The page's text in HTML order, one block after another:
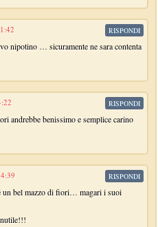
nipotino … sicuramente ne sara contenta
RISPONDI
andrebbe benissimo e semplice carino
RISPONDI
un bel mazzo di fiori… magari i suoi
RISPONDI